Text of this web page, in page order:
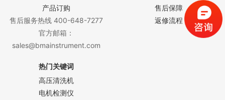
产品订购
售后服务热线 400-648-7277
官方邮箱：
sales@bmainstrument.com
售后保障
返修流程
热门关键词
高压清洗机
电机检测仪